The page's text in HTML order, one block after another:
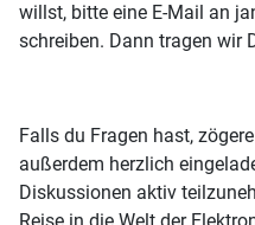
willst, bitte eine E-Mail an
schreiben. Dann tragen wir
Falls du Fragen hast,
außerdem herzlich
Diskussionen aktiv